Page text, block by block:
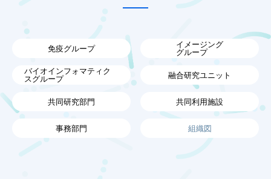
免疫グループ
イメージング
グループ
バイオインフォマティク
スグループ
融合研究ユニット
共同研究部門 共同利用施設
事務部門 組織図